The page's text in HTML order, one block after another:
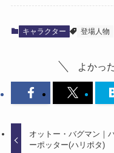
キャラクター 登場人物
よかっ
オットー・バグマン｜
ーポッター(ハリポタ)